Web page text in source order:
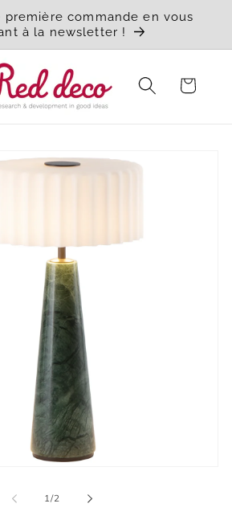
première commande en vous
à la newsletter !
Panier
1/de
2